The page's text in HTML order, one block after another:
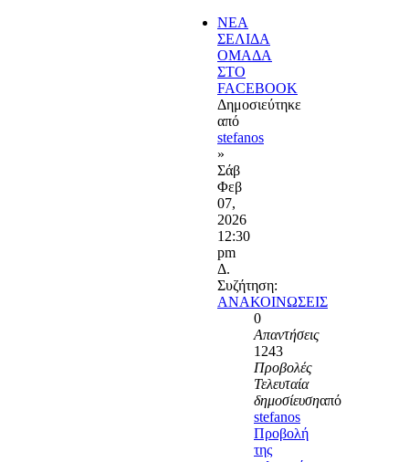
ΝΕΑ
ΣΕΛΙΔΑ
ΟΜΑΔΑ
ΣΤΟ
FACEBOOK
Δημοσιεύτηκε
από
stefanos
»
Σάβ
Φεβ
07,
2026
12:30
pm
Δ.
Συζήτηση:
ΑΝΑΚΟΙΝΩΣΕΙΣ
0
Απαντήσεις
1243
Προβολές
Τελευταία
δημοσίευσηαπό
stefanos
Προβολή
της